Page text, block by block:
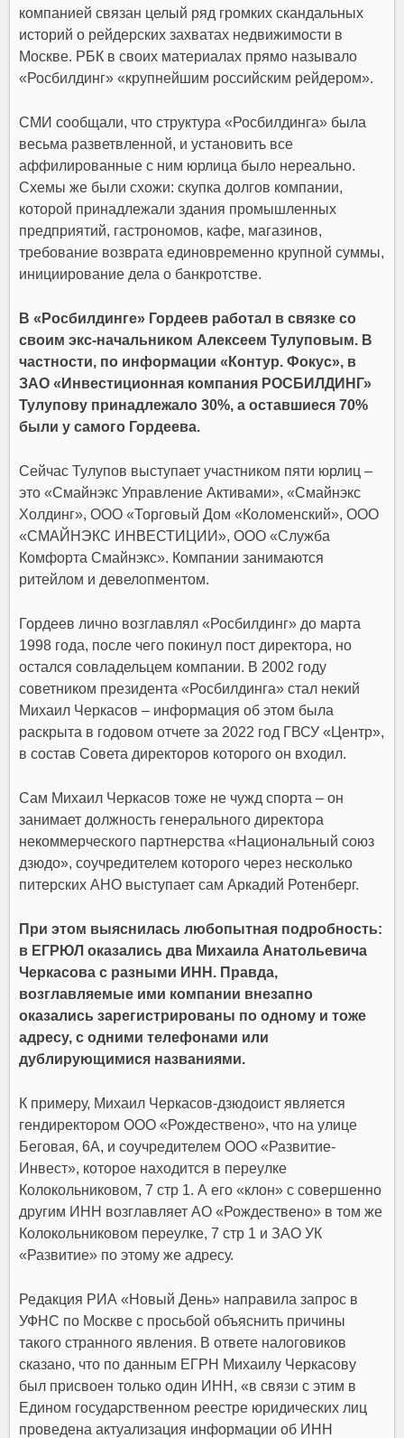
компанией связан целый ряд громких скандальных
историй о рейдерских захватах недвижимости в
Москве. РБК в своих материалах прямо называло
«Росбилдинг» «крупнейшим российским рейдером».
СМИ сообщали, что структура «Росбилдинга» была
весьма разветвленной, и установить все
аффилированные с ним юрлица было нереально.
Схемы же были схожи: скупка долгов компании,
которой принадлежали здания промышленных
предприятий, гастрономов, кафе, магазинов,
требование возврата единовременно крупной суммы,
инициирование дела о банкротстве.
В «Росбилдинге» Гордеев работал в связке со
своим экс-начальником Алексеем Тулуповым. В
частности, по информации «Контур. Фокус», в
ЗАО «Инвестиционная компания РОСБИЛДИНГ»
Тулупову принадлежало 30%, а оставшиеся 70%
были у самого Гордеева.
Сейчас Тулупов выступает участником пяти юрлиц –
это «Смайнэкс Управление Активами», «Смайнэкс
Холдинг», ООО «Торговый Дом «Коломенский», ООО
«СМАЙНЭКС ИНВЕСТИЦИИ», ООО «Служба
Комфорта Смайнэкс». Компании занимаются
ритейлом и девелопментом.
Гордеев лично возглавлял «Росбилдинг» до марта
1998 года, после чего покинул пост директора, но
остался совладельцем компании. В 2002 году
советником президента «Росбилдинга» стал некий
Михаил Черкасов – информация об этом была
раскрыта в годовом отчете за 2022 год ГВСУ «Центр»,
в состав Совета директоров которого он входил.
Сам Михаил Черкасов тоже не чужд спорта – он
занимает должность генерального директора
некоммерческого партнерства «Национальный союз
дзюдо», соучредителем которого через несколько
питерских АНО выступает сам Аркадий Ротенберг.
При этом выяснилась любопытная подробность:
в ЕГРЮЛ оказались два Михаила Анатольевича
Черкасова с разными ИНН. Правда,
возглавляемые ими компании внезапно
оказались зарегистрированы по одному и тоже
адресу, с одними телефонами или
дублирующимися названиями.
К примеру, Михаил Черкасов-дзюдоист является
гендиректором ООО «Рождествено», что на улице
Беговая, 6А, и соучредителем ООО «Развитие-
Инвест», которое находится в переулке
Колокольниковом, 7 стр 1. А его «клон» с совершенно
другим ИНН возглавляет АО «Рождествено» в том же
Колокольниковом переулке, 7 стр 1 и ЗАО УК
«Развитие» по этому же адресу.
Редакция РИА «Новый День» направила запрос в
УФНС по Москве с просьбой объяснить причины
такого странного явления. В ответе налоговиков
сказано, что по данным ЕГРН Михаилу Черкасову
был присвоен только один ИНН, «в связи с этим в
Едином государственном реестре юридических лиц
проведена актуализация информации об ИНН